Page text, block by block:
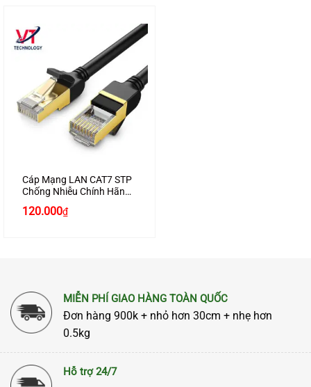
Cáp Mạng LAN CAT7 STP
Chống Nhiễu Chính Hãng
Đen Cao Cấp
120.000₫
MIỄN PHÍ GIAO HÀNG TOÀN QUỐC
Đơn hàng 900k + nhỏ hơn 30cm + nhẹ hơn
0.5kg
Hỗ trợ 24/7